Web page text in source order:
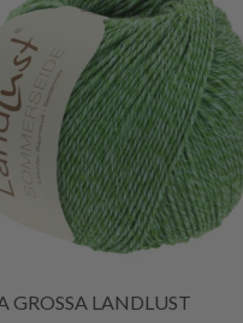
GROSSA LANDLUST